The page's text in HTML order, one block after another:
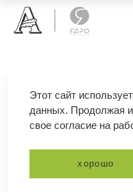
туя складчатая
Этот сайт
данных. Продолжая
свое согласие на
хорошо